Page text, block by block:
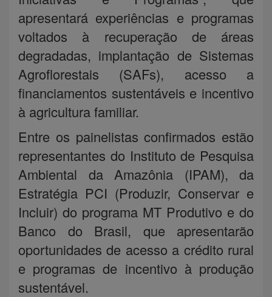
apresentará experiências e programas
voltados à recuperação de áreas
degradadas, implantação de Sistemas
Agroflorestais (SAFs), acesso a
financiamentos sustentáveis e incentivo
à agricultura familiar.
Entre os painelistas confirmados estão
representantes do Instituto de Pesquisa
Ambiental da Amazônia (IPAM), da
Estratégia PCI (Produzir, Conservar e
Incluir) do programa MT Produtivo e do
Banco do Brasil, que apresentarão
oportunidades de acesso a crédito rural
e programas de incentivo à produção
sustentável.